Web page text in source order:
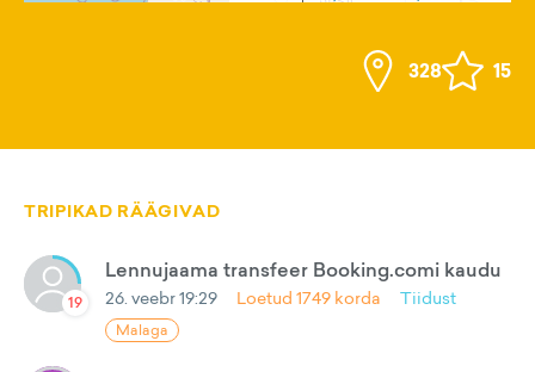
328 15
TRIPIKAD RÄÄGIVAD
19
Lennujaama transfeer Booking.comi kaudu
26. veebr 19:29 Loetud 1749 korda Tiidust
Malaga